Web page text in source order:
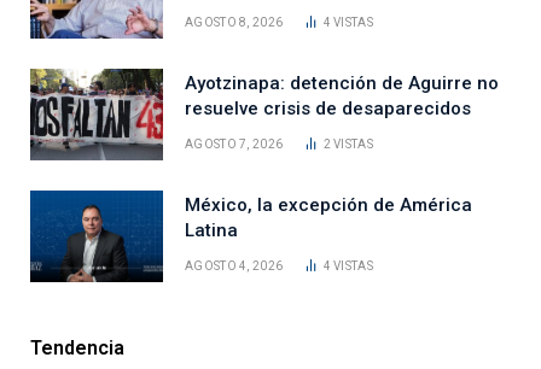
AGOSTO 8, 2026 4VISTAS
Ayotzinapa: detención de Aguirre no
resuelve crisis de desaparecidos
AGOSTO 7, 2026 2VISTAS
México, la excepción de América
Latina
AGOSTO 4, 2026 4VISTAS
Tendencia